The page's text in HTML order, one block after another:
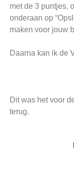
met de 3 puntjes,
onderaan op
maken voor jouw
Daarna kan ik de
Dit was het voor
terug.